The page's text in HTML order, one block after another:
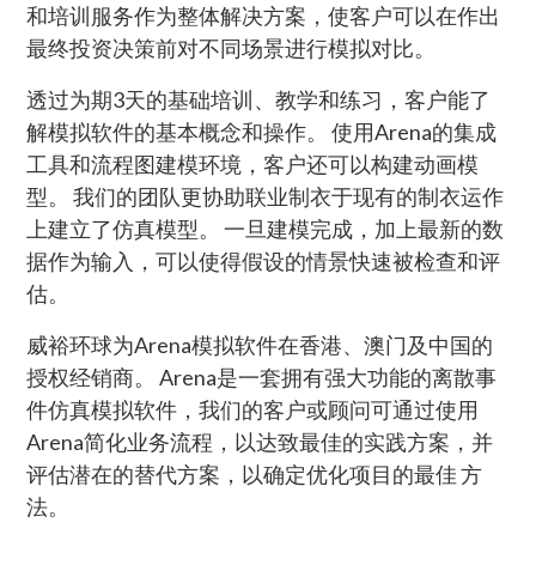
和培训服务作为整体解决方案，使客户可以在作出
最终投资决策前对不同场景进行模拟对比。
透过为期3天的基础培训、教学和练习，客户能了
解模拟软件的基本概念和操作。 使用Arena的集成
工具和流程图建模环境，客户还可以构建动画模
型。 我们的团队更协助联业制衣于现有的制衣运作
上建立了仿真模型。 一旦建模完成，加上最新的数
据作为输入，可以使得假设的情景快速被检查和评
估。
威裕环球为Arena模拟软件在香港、澳门及中国的
授权经销商。 Arena是一套拥有强大功能的离散事
件仿真模拟软件，我们的客户或顾问可通过使用
Arena简化业务流程，以达致最佳的实践方案，并
评估潜在的替代方案，以确定优化项目的最佳 方
法。